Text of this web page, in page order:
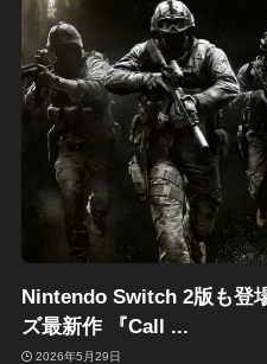
Nintendo Switch 2版も登
ズ最新作 『Call ...
2026年5月29日